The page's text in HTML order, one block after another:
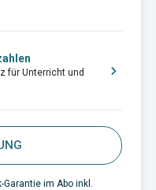
für Unterricht und
Garantie im Abo inkl.